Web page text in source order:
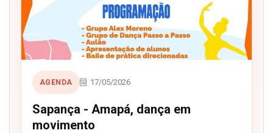
AGENDA 17/05/2026
Sapança - Amapá, dança em
movimento